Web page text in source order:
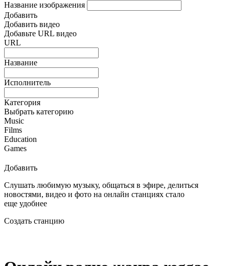
Название изображения
Добавить
Добавить видео
Добавьте URL видео
URL
Название
Исполнитель
Категория
Выбрать категорию
Music
Films
Education
Games
Добавить
Слушать любимую музыку, общаться в эфире, делиться
новостями, видео и фото на онлайн станциях стало
еще удобнее
Создать станцию